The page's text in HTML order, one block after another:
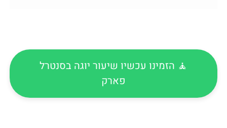
🧘 הזמינו עכשיו שיעור יוגה בסנטרל
פארק